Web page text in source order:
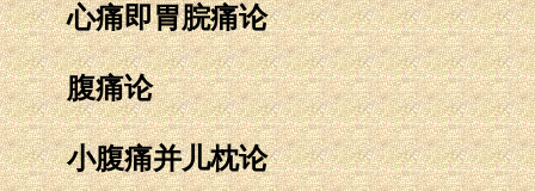
心痛即胃脘痛论
腹痛论
小腹痛并儿枕论